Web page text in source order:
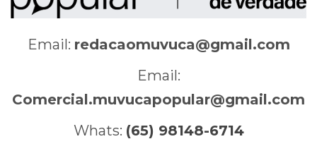
Email: redacaomuvuca@gmail.com
Email:
Comercial.muvucapopular@gmail.com
Whats: (65) 98148-6714